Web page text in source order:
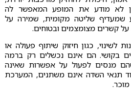
לא מודע את המופע המאפשר לה
שמעדיף שליטה מקומית, שמירה על
על קשרים מצומצמים ובטוחים.
לשינוי, כגון חיזוק שיתוף פעולה או
בקושי. הם אינם נכשלים רק ברמה
מנסים לפעול על אפשרות שאינה
תנאי השדה אינם משתנים, המערכת